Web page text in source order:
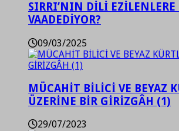
SIRRI’NIN DİLİ EZİLENLERE
VAADEDİYOR?
09/03/2025
MÜCAHİT BİLİCİ VE BEYAZ
ÜZERİNE BİR GİRİZGÂH (1)
29/07/2023